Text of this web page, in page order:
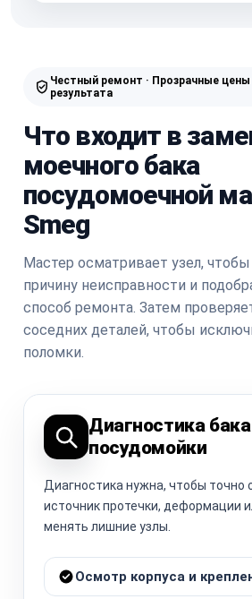
Честный ремонт · Прозрачные цены
результата
Что входит в
моечного бака
посудомоечной
Smeg
Мастер осматривает узел,
причину неисправности и
способ ремонта. Затем
соседних деталей, чтобы
поломки.
Диагностика бака
посудомойки
Диагностика нужна, чтобы точно
источник протечки, деформации
менять лишние узлы.
Осмотр корпуса и